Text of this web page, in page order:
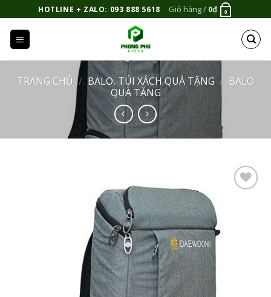
qua
dung
HOTLINE + ZALO: 093 888 5618 Giỏ hàng / 0₫ 0
TRANG CHỦ / BALO, TÚI XÁCH QUÀ TẶNG / BALO
QUÀ TẶNG